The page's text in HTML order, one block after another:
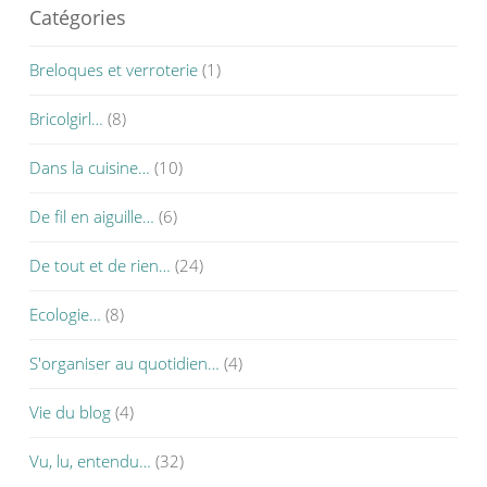
Catégories
Breloques et verroterie (1)
Bricolgirl… (8)
Dans la cuisine… (10)
De fil en aiguille… (6)
De tout et de rien… (24)
Ecologie… (8)
S'organiser au quotidien… (4)
Vie du blog (4)
Vu, lu, entendu… (32)